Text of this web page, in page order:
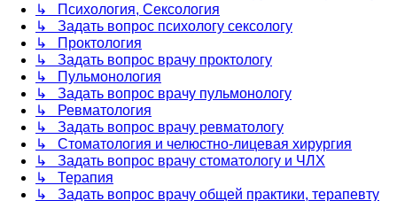
↳ Психология, Сексология
↳ Задать вопрос психологу сексологу
↳ Проктология
↳ Задать вопрос врачу проктологу
↳ Пульмонология
↳ Задать вопрос врачу пульмонологу
↳ Ревматология
↳ Задать вопрос врачу ревматологу
↳ Стоматология и челюстно-лицевая хирургия
↳ Задать вопрос врачу стоматологу и ЧЛХ
↳ Терапия
↳ Задать вопрос врачу общей практики, терапевту